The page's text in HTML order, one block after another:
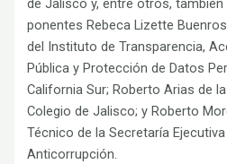
de Jalisco y, entre otros,
ponentes Rebeca Lizette
del Instituto de Transparencia,
Pública y Protección de Datos
California Sur; Roberto Arias de
Colegio de Jalisco; y Roberto
Técnico de la Secretaría
Anticorrupción.